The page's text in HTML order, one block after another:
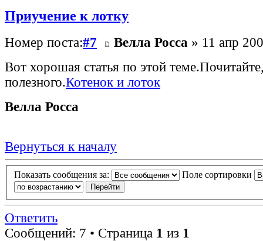
Приучение к лотку
Номер поста:#7 Велла Росса » 11 апр
Вот хорошая статья по этой
полезного.Котенок и лоток
Велла Росса
Вернуться к началу
Показать сообщения за: Поле сортировки
Ответить
Сообщений: 7 • Страница 1 из 1